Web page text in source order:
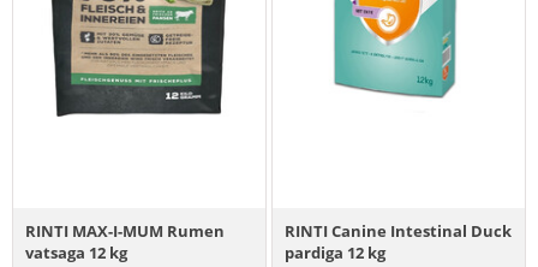
RINTI MAX-I-MUM Rumen
vatsaga 12 kg
RINTI Canine Intestinal Duck
pardiga 12 kg